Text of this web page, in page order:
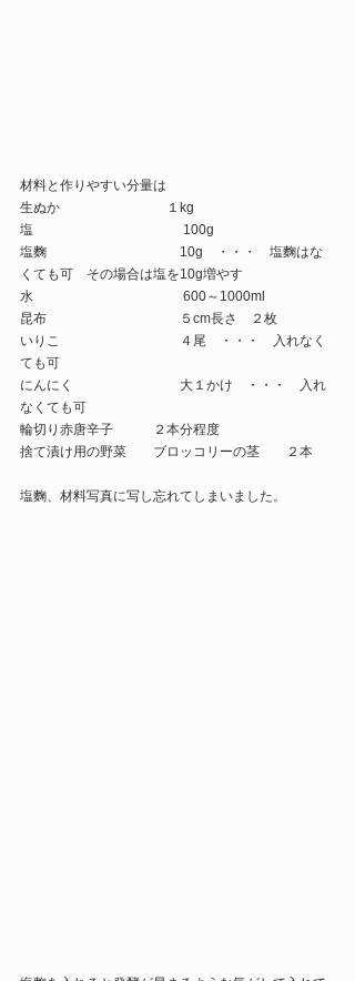
材料と作りやすい分量は
生ぬか　　　　　　　　１kg
塩　　　　　　　　　　　 100g
塩麴　　　　　　　　　　10g　・・・　塩麴はな
くても可　その場合は塩を10g増やす
水　　　　　　　　　　　 600～1000ml
昆布　　　　　　　　　　５cm長さ　２枚
いりこ　　　　　　　　　４尾　・・・　入れなく
ても可
にんにく　　　　　　　　大１かけ　・・・　入れ
なくても可
輪切り赤唐辛子　　　２本分程度
捨て漬け用の野菜　　ブロッコリーの茎　　２本
塩麴、材料写真に写し忘れてしまいました。